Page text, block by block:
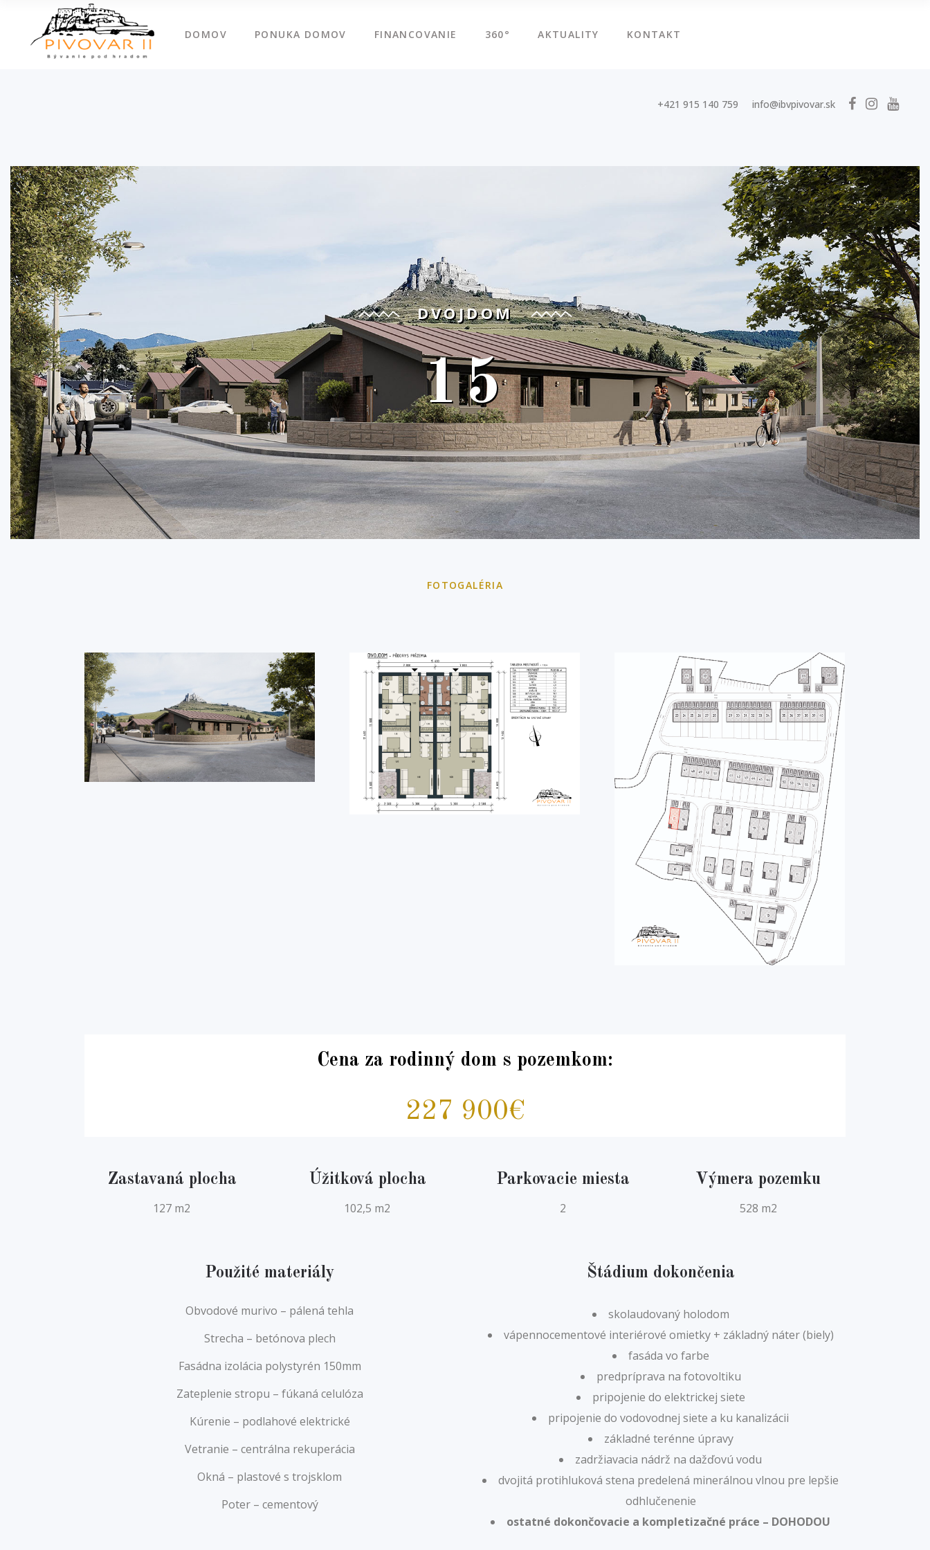
DOMOV PONUKA DOMOV FINANCOVANIE 360° AKTUALITY KONTAKT
+421 915 140 759 info@ibvpivovar.sk
DVOJDOM
15
FOTOGALÉRIA
Cena za rodinný dom s pozemkom:
227 900€
Zastavaná plocha
127 m2
Úžitková plocha
102,5 m2
Parkovacie miesta
2
Výmera pozemku
528 m2
Použité materiály
Obvodové murivo – pálená tehla
Strecha – betónova plech
Fasádna izolácia polystyrén 150mm
Zateplenie stropu – fúkaná celulóza
Kúrenie – podlahové elektrické
Vetranie – centrálna rekuperácia
Okná – plastové s trojsklom
Poter – cementový
Štádium dokončenia
skolaudovaný holodom
vápennocementové interiérové omietky + základný náter (biely)
fasáda vo farbe
predpríprava na fotovoltiku
pripojenie do elektrickej siete
pripojenie do vodovodnej siete a ku kanalizácii
základné terénne úpravy
zadržiavacia nádrž na dažďovú vodu
dvojitá protihluková stena predelená minerálnou vlnou pre lepšie
odhlučenenie
ostatné dokončovacie a kompletizačné práce – DOHODOU